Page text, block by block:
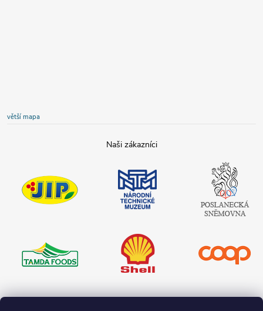
větší mapa
technické
muzeum
Poslanecká
sněmovna
České
republiky
Teta drogerie